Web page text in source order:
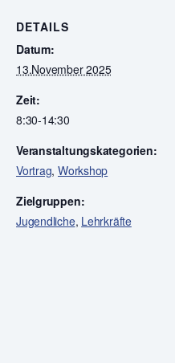
DETAILS
Datum:
13.November 2025
Zeit:
8:30-14:30
Veranstaltungskategorien:
Vortrag, Workshop
Zielgruppen:
Jugendliche, Lehrkräfte